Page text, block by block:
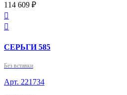
114 609 ₽


СЕРЬГИ 585
Без вставки
Арт. 221734